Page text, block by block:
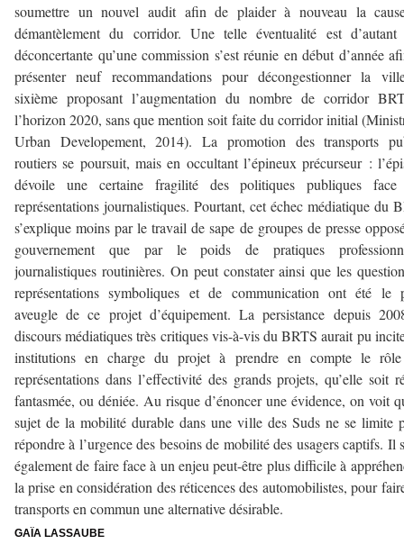
soumettre un nouvel audit afin de plaider à nouveau la
démantèlement du corridor. Une telle éventualité est d’autant
déconcertante qu’une commission s’est réunie en début d’année
présenter neuf recommandations pour décongestionner la
sixième proposant l’augmentation du nombre de corridor
l’horizon 2020, sans que mention soit faite du corridor initial
Urban Developement, 2014). La promotion des transports
routiers se poursuit, mais en occultant l’épineux précurseur :
dévoile une certaine fragilité des politiques publiques
représentations journalistiques. Pourtant, cet échec médiatique du
s’explique moins par le travail de sape de groupes de presse
gouvernement que par le poids de pratiques
journalistiques routinières. On peut constater ainsi que les
représentations symboliques et de communication ont été le
aveugle de ce projet d’équipement. La persistance depuis
discours médiatiques très critiques vis-à-vis du BRTS aurait pu
institutions en charge du projet à prendre en compte le
représentations dans l’effectivité des grands projets, qu’elle soit
fantasmée, ou déniée. Au risque d’énoncer une évidence, on voit
sujet de la mobilité durable dans une ville des Suds ne se limite
répondre à l’urgence des besoins de mobilité des usagers captifs. Il
également de faire face à un enjeu peut-être plus difficile à
la prise en considération des réticences des automobilistes, pour
transports en commun une alternative désirable.
GAÏA LASSAUBE